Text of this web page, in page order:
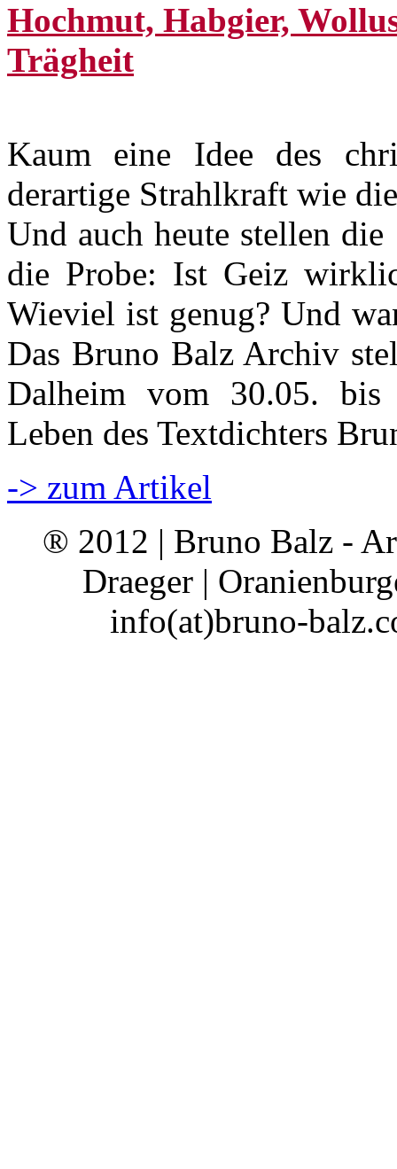
Hochmut, Habgier,
Trägheit
Kaum eine Idee des
derartige Strahlkraft wie
Und auch heute stellen die
die Probe: Ist Geiz
Wieviel ist genug? Und
Das Bruno Balz Archiv
Dalheim vom 30.05. bis
Leben des Textdichters
-> zum Artikel
® 2012 | Bruno Balz -
Draeger |
info(at)bruno-